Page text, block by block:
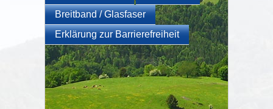
Breitband / Glasfaser
Erklärung zur Barrierefreiheit